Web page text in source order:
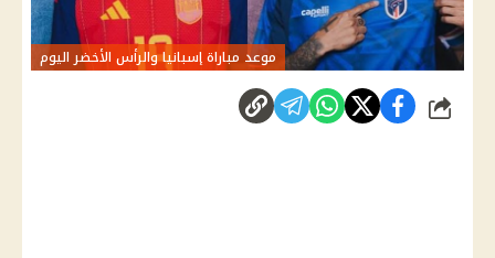
موعد مباراة إسبانيا والرأس الأخضر اليوم
شارك